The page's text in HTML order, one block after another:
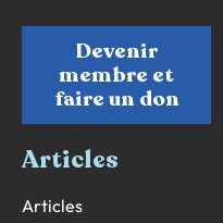
Devenir
membre et
faire un don
Articles
Articles